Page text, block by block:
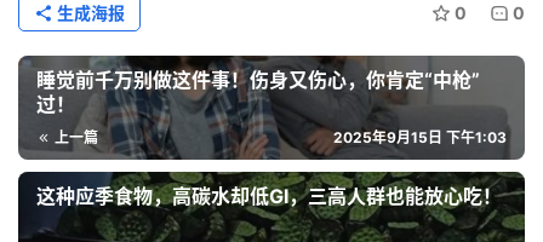
0 0
生成海报
睡觉前千万别做这件事！伤身又伤心，你肯定“中枪”
过！
上一篇 2025年9月15日 下午1:03
这种应季食物，高碳水却低GI，三高人群也能放心吃！